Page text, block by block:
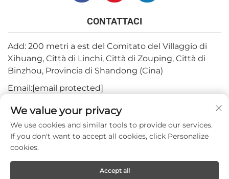
CONTATTACI
Add: 200 metri a est del Comitato del Villaggio di
Xihuang, Città di Linchi, Città di Zouping, Città di
Binzhou, Provincia di Shandong (Cina)
Email:[email protected]
Tel:+82-3180427370
Telefono:+86-15564344404
Whatsapp: +82-1022396668
Copyright © 2024 by Mepro Medical Co.,Ltd.
We value your privacy
We use cookies and similar tools to provide our services.
If you don't want to accept all cookies, click Personalize
cookies.
Accept all